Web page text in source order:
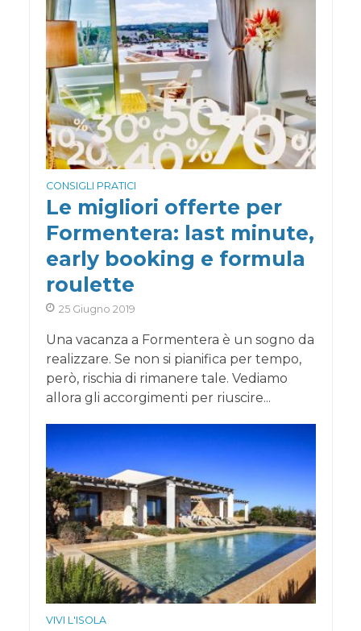
CONSIGLI PRATICI
Le migliori offerte per
Formentera: last minute,
early booking e formula
roulette
25 Giugno 2019
Una vacanza a Formentera è un sogno da
realizzare. Se non si pianifica per tempo,
però, rischia di rimanere tale. Vediamo
allora gli accorgimenti per riuscire...
VIVI L'ISOLA